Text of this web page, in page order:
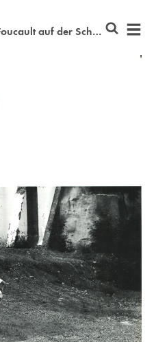
» Zeitschrift / Foucault auf der Schulbank